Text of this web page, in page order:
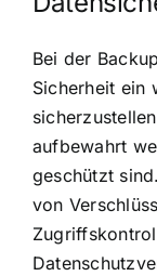
Bei der
Sicherheit ein
aufbewahrt
geschützt
von